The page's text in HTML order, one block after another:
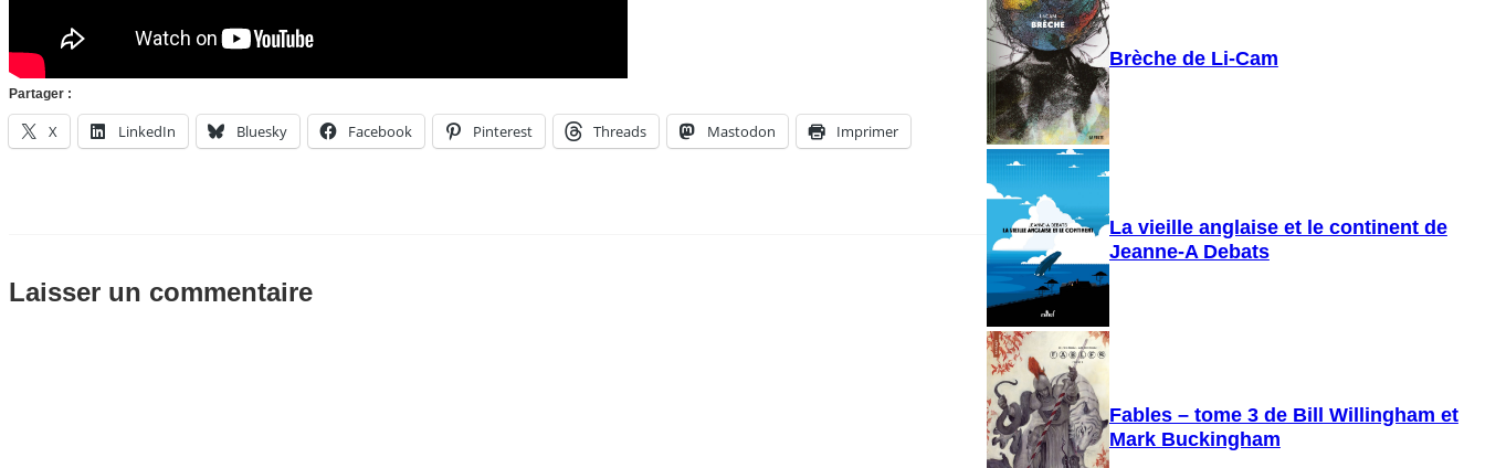
Partager :
X LinkedIn Bluesky Facebook Pinterest Threads Mastodon Imprimer
Laisser un commentaire
Brèche de Li-Cam
La vieille anglaise et le continent de
Jeanne-A Debats
Fables – tome 3 de Bill Willingham et
Mark Buckingham